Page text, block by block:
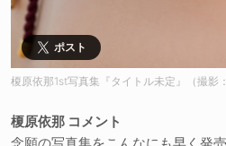
ポスト
榎原依那1st写真集『タイトル未定』（撮影
榎原依那 コメント